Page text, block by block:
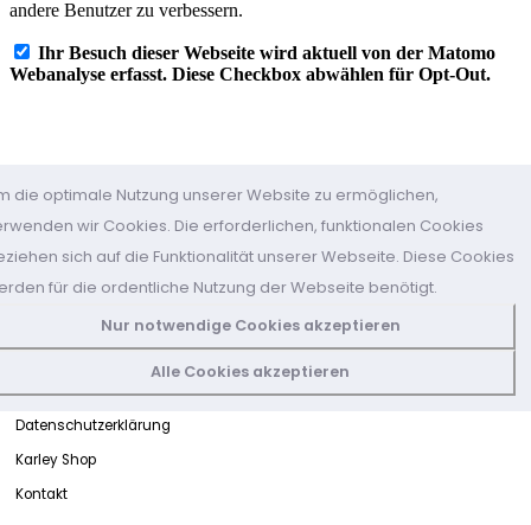
INFORMATIONEN
Impressum
Datenschutzerklärung
Karley Shop
Kontakt
die optimale Nutzung unserer Website zu ermöglichen,
wir Cookies. Die erforderlichen, funktionalen Cookies
sich auf die Funktionalität unserer Webseite. Diese Cookies
für die ordentliche Nutzung der Webseite benötigt.
Nur notwendige Cookies akzeptieren
Alle Cookies akzeptieren